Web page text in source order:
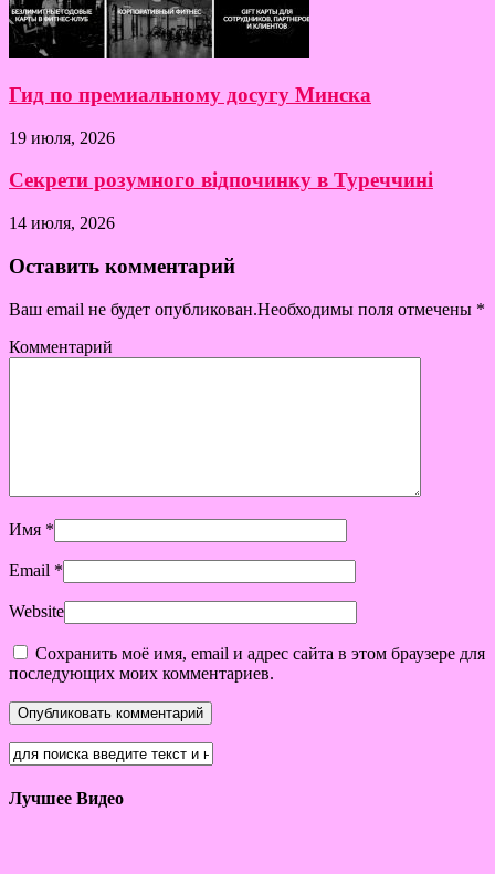
Гид по премиальному досугу Минска
19 июля, 2026
Секрети розумного відпочинку в Туреччині
14 июля, 2026
Оставить комментарий
Ваш email не будет опубликован.Необходимы поля отмечены *
Комментарий
Имя *
Email *
Website
Сохранить моё имя, email и адрес сайта в этом браузере для
последующих моих комментариев.
Лучшее Видео